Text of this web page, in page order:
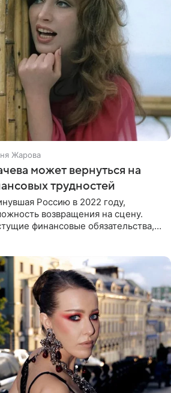
Жарова
может вернуться на
трудностей
Россию в 2022 году,
возвращения на сцену.
финансовые обязательства,